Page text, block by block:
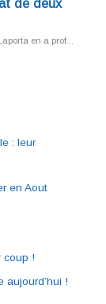
: leur
en Aout
coup !
aujourd’hui !